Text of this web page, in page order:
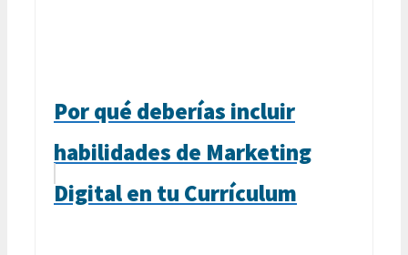
Por qué deberías incluir
habilidades de Marketing
Digital en tu Currículum